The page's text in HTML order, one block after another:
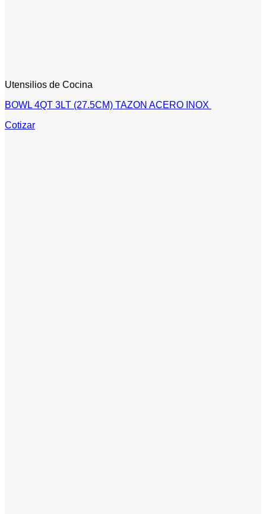
Utensilios de Cocina
BOWL 4QT 3LT (27.5CM) TAZON ACERO INOX
Cotizar